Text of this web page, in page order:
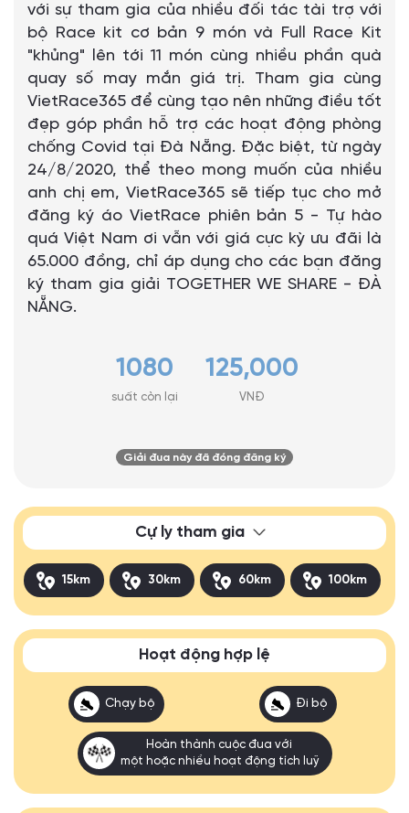
với sự tham gia của nhiều đối tác tài trợ với
bộ Race kit cơ bản 9 món và Full Race Kit
"khủng" lên tới 11 món cùng nhiều phần quà
quay số may mắn giá trị. Tham gia cùng
VietRace365 để cùng tạo nên những điều tốt
đẹp góp phần hỗ trợ các hoạt động phòng
chống Covid tại Đà Nẵng. Đặc biệt, từ ngày
24/8/2020, thể theo mong muốn của nhiều
anh chị em, VietRace365 sẽ tiếp tục cho mở
đăng ký áo VietRace phiên bản 5 - Tự hào
quá Việt Nam ơi vẫn với giá cực kỳ ưu đãi là
65.000 đồng, chỉ áp dụng cho các bạn đăng
ký tham gia giải TOGETHER WE SHARE - ĐÀ
NẴNG.
1080
suất còn lại
125,000
VNĐ
Giải đua này đã đóng đăng ký
Cự ly tham gia
15km 30km 60km 100km
Hoạt động hợp lệ
Chạy bộ Đi bộ
Hoàn thành cuộc đua với
một hoặc nhiều hoạt động tích luỹ